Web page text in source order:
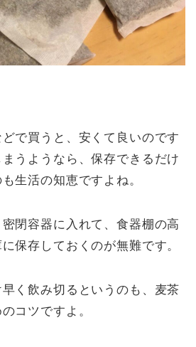
で買うと、安くて良いのです
うようなら、保存できるだけ
生活の知恵ですよね。
閉容器に入れて、食器棚の高
保存しておくのが無難です。
く飲み切るというのも、麦茶
コツですよ。